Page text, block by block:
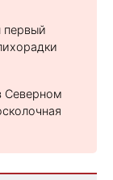
первый
Северном